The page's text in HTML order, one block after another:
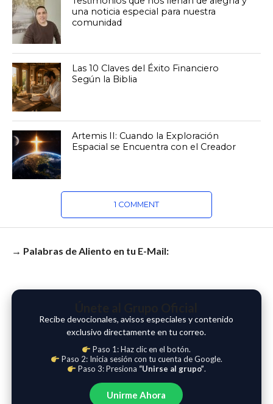
una noticia especial para nuestra
comunidad
Las 10 Claves del Éxito Financiero
Según la Biblia
Artemis II: Cuando la Exploración
Espacial se Encuentra con el Creador
1 COMMENT
→ Palabras de Aliento en tu E-Mail:
Recibe devocionales, avisos especiales y contenido
exclusivo directamente en tu correo.
Paso 1: Haz clic en el botón.
Paso 2: Inicia sesión con tu cuenta de Google.
Paso 3: Presiona “Unirse al grupo”.
Unirme Ahora